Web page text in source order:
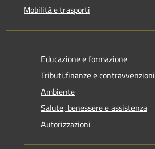
Mobilità e trasporti
Educazione e formazione
Tributi,finanze e contravvenzioni
Ambiente
Salute, benessere e assistenza
Autorizzazioni